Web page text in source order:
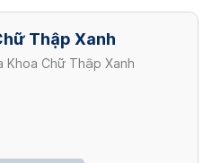
dưới hướng dẫn của
Thập Xanh
Khoa Chữ Thập Xanh